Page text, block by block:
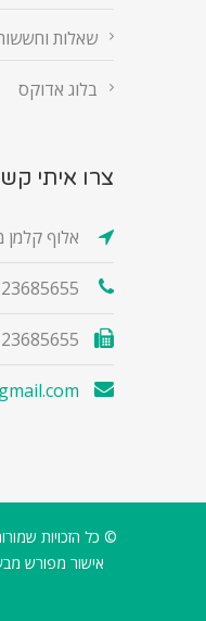
שאלות
בלוג אדוקס
צרו איתי
אלוף קלמן מגן 3, תל
© כל הזכויות
אישור מפורש